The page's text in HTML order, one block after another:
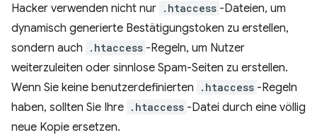
Hacker verwenden nicht nur .htaccess -Dateien, um
dynamisch generierte Bestätigungstoken zu erstellen,
sondern auch
.htaccess -Regeln, um Nutzer
weiterzuleiten oder sinnlose Spam-Seiten zu erstellen.
Wenn Sie keine benutzerdefinierten
.htaccess -Regeln
haben, sollten Sie Ihre .htaccess -Datei durch eine völlig
neue Kopie ersetzen.